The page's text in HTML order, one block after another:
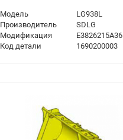
Модель
LG938L
Производитель
SDLG
Модификация
E3826215A36
Код детали
1690200003